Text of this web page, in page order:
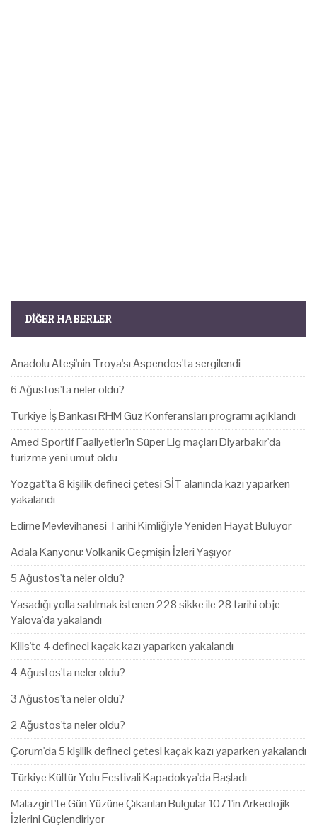
DIĞER HABERLER
Anadolu Ateşi'nin Troya'sı Aspendos'ta sergilendi
6 Ağustos'ta neler oldu?
Türkiye İş Bankası RHM Güz Konferansları programı açıklandı
Amed Sportif Faaliyetler'in Süper Lig maçları Diyarbakır'da
turizme yeni umut oldu
Yozgat'ta 8 kişilik defineci çetesi SİT alanında kazı yaparken
yakalandı
Edirne Mevlevihanesi Tarihi Kimliğiyle Yeniden Hayat Buluyor
Adala Kanyonu: Volkanik Geçmişin İzleri Yaşıyor
5 Ağustos'ta neler oldu?
Yasadığı yolla satılmak istenen 228 sikke ile 28 tarihi obje
Yalova'da yakalandı
Kilis'te 4 defineci kaçak kazı yaparken yakalandı
4 Ağustos'ta neler oldu?
3 Ağustos'ta neler oldu?
2 Ağustos'ta neler oldu?
Çorum'da 5 kişilik defineci çetesi kaçak kazı yaparken yakalandı
Türkiye Kültür Yolu Festivali Kapadokya'da Başladı
Malazgirt'te Gün Yüzüne Çıkarılan Bulgular 1071'in Arkeolojik
İzlerini Güçlendiriyor